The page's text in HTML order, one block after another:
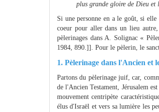
plus grande gloire de Dieu et
Si une personne en a le goût, si
coeur pour aller dans un lieu
pèlerinages dans A. Solignac «
1984, 890.]]. Pour le pèlerin, le
1. Pèlerinage dans l'Ancien et
Partons du pèlerinage juif, car,
de l'Ancien Testament, Jérusalem
mouvement centripète
élus d'Israël et vers sa lumière les